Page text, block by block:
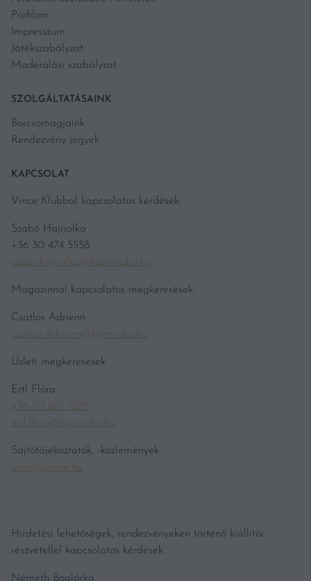
Profilom
Impresszum
Játékszabályzat
Moderálási szabályzat
SZOLGÁLTATÁSAINK
Borcsomagjaink
Rendezvény jegyek
KAPCSOLAT
Vince Klubbal kapcsolatos kérdések:
Szabó Hajnalka
+36 30 474 5558
szabo.hajnalka@kodmedia.hu
Magazinnal kapcsolatos megkeresések:
Csatlós Adrienn
csatlos.Adrienn@hgmedia.hu
Üzleti megkeresések:
Ertl Flóra
+36 70 601 1929
ertl.flora@hgmedia.hu
Sajtótájékoztatók, -közlemények
vince@vince.hu
Hirdetési lehetőségek, rendezvényeken történő kiállítói
részvétellel kapcsolatos kérdések:
Németh Boglárka